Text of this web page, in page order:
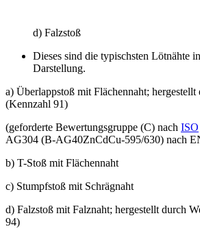
d) Falzstoß
Dieses sind die typischsten Lötnähte
Darstellung.
a) Überlappstoß mit Flächennaht;
(Kennzahl 91)
(geforderte Bewertungsgruppe (C) nach ISO
AG304 (B-AG40ZnCdCu-595/630) nach
b) T-Stoß mit Flächennaht
c) Stumpfstoß mit Schrägnaht
d) Falzstoß mit Falznaht; hergestellt durch
94)